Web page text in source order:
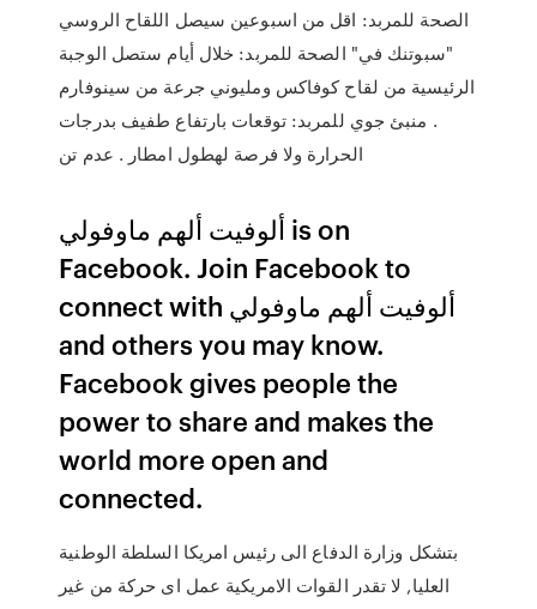
الصحة للمربد: اقل من اسبوعين سيصل اللقاح الروسي
"سبوتنك في" الصحة للمربد: خلال أيام ستصل الوجبة
الرئيسية من لقاح كوفاكس ومليوني جرعة من سينوفارم
. منبئ جوي للمربد: توقعات بارتفاع طفيف بدرجات
الحرارة ولا فرصة لهطول امطار . عدم تن
Facebook. Join Facebook to
connect with ‎ألوفيت ألهم ماوفولي‎
and others you may know.
Facebook gives people the
power to share and makes the
world more open and
connected.
بتشكل وزارة الدفاع الى رئيس امريكا السلطة الوطنية
العليا, لا تقدر القوات الامريكية عمل اى حركة من غير